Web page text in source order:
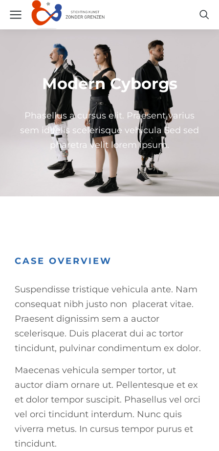
Modern Cyborgs
Phasellus a cursus elit. Praesent varius
sem id felis scelerisque vehicula Sed sed
pharetra velit lorem ipsum.
CASE OVERVIEW
Suspendisse tristique vehicula ante. Nam
consequat nibh justo non placerat vitae.
Praesent dignissim sem a auctor
scelerisque. Duis placerat dui ac tortor
tincidunt, pulvinar condimentum ex dolor.
Maecenas vehicula semper tortor, ut
auctor diam ornare ut. Pellentesque et ex
et dolor tempor suscipit. Phasellus vel orci
vel orci tincidunt interdum. Nunc quis
viverra metus. In cursus tempor purus et
tincidunt.